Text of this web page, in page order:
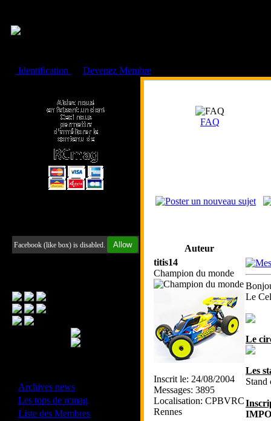
Identification
Devenez Membre
Facebook (like box) is disabled. Allow
Archives news
Les tops de rcmag
Liste des Membres
FAQ
Auteur
titis14
Champion du monde
Inscrit le: 24/08/2004
Messages: 3895
Localisation: CPBVRC
Rennes
Le
Le
Les
Stand